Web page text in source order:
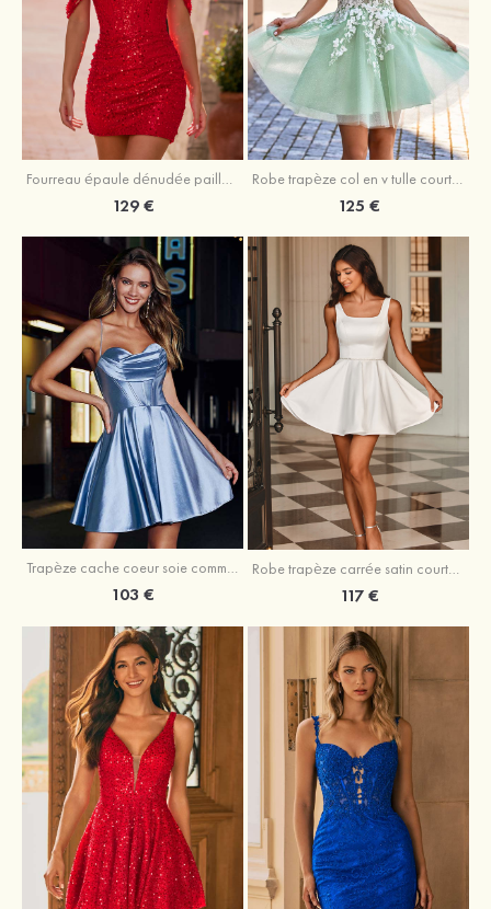
129 € 125 €
Trapèze cache coeur soie comme du satin courte/mini robe de fête de la rentrée
103 €
Robe trapèze carrée satin courte/mini robe de fête de la rentrée
117 €